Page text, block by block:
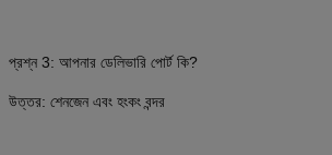
প্রশ্ন 3: আপনার ডেলিভারি পোর্ট কি?
উত্তর: শেনজেন এবং হংকং বন্দর